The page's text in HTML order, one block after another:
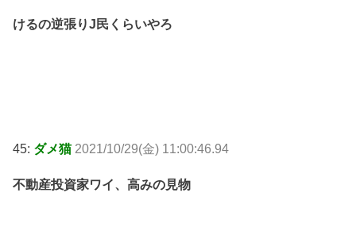
けるの逆張りJ民くらいやろ
45: ダメ猫 2021/10/29(金) 11:00:46.94
不動産投資家ワイ、高みの見物